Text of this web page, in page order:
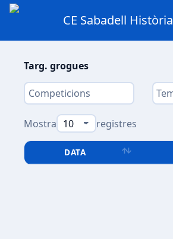
CE Sabadell Història
Targ. grogues
Mostra registres
DATA